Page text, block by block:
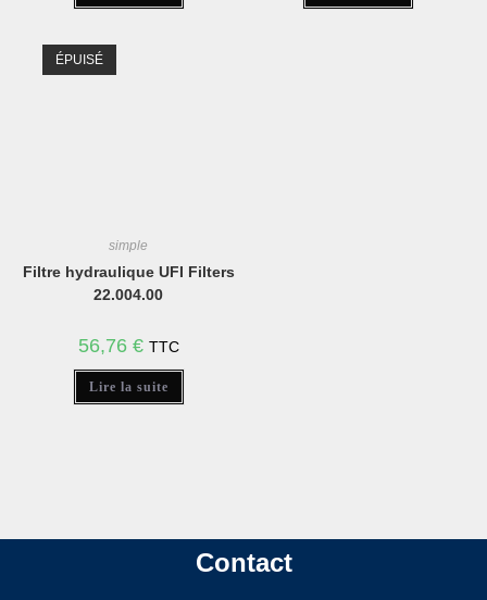
ÉPUISÉ
simple
Filtre hydraulique UFI Filters
22.004.00
56,76 € TTC
Lire la suite
Contact